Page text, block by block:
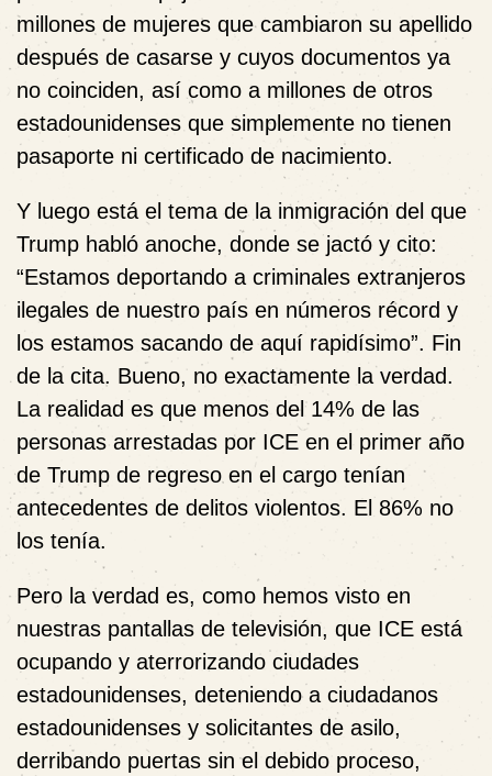
millones de mujeres que cambiaron su apellido
después de casarse y cuyos documentos ya
no coinciden, así como a millones de otros
estadounidenses que simplemente no tienen
pasaporte ni certificado de nacimiento.
Y luego está el tema de la inmigración del que
Trump habló anoche, donde se jactó y cito:
“Estamos deportando a criminales extranjeros
ilegales de nuestro país en números récord y
los estamos sacando de aquí rapidísimo”. Fin
de la cita. Bueno, no exactamente la verdad.
La realidad es que menos del 14% de las
personas arrestadas por ICE en el primer año
de Trump de regreso en el cargo tenían
antecedentes de delitos violentos. El 86% no
los tenía.
Pero la verdad es, como hemos visto en
nuestras pantallas de televisión, que ICE está
ocupando y aterrorizando ciudades
estadounidenses, deteniendo a ciudadanos
estadounidenses y solicitantes de asilo,
derribando puertas sin el debido proceso,